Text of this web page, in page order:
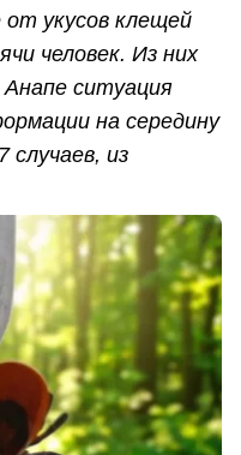
от укусов клещей
человек. Из них
ситуация
на середину
случаев, из